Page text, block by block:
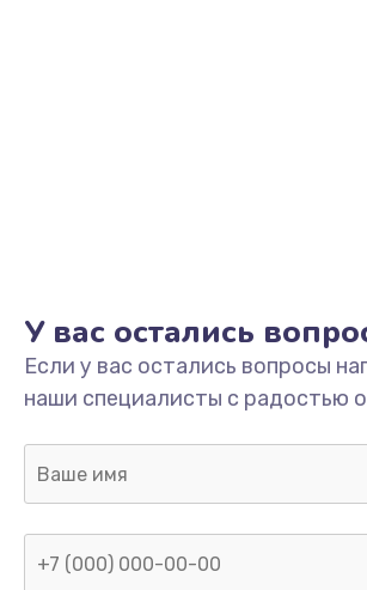
У вас остались
Если у вас остались вопросы
наши специалисты с радостью